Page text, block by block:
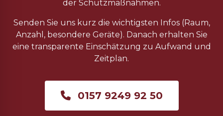
der Schutzmaßnahmen.
Senden Sie uns kurz die wichtigsten Infos (Raum,
Anzahl, besondere Geräte). Danach erhalten Sie
eine transparente Einschätzung zu Aufwand und
Zeitplan.
0157 9249 92 50